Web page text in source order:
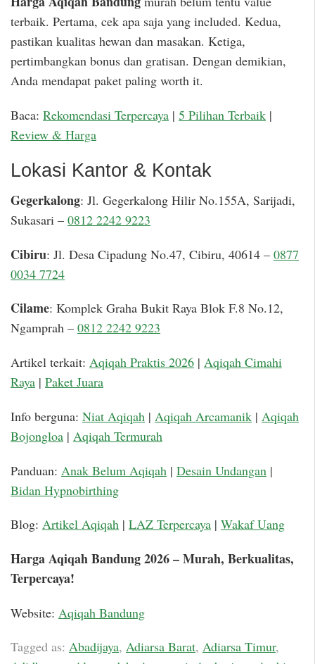
terbaik. Pertama, cek apa saja yang included. Kedua,
pastikan kualitas hewan dan masakan. Ketiga,
pertimbangkan bonus dan gratisan. Dengan demikian,
Anda mendapat paket paling worth it.
Baca: Rekomendasi Terpercaya | 5 Pilihan Terbaik |
Review & Harga
Lokasi Kantor & Kontak
Gegerkalong: Jl. Gegerkalong Hilir No.155A, Sarijadi,
Sukasari – 0812 2242 9223
Cibiru: Jl. Desa Cipadung No.47, Cibiru, 40614 – 0877
0034 7724
Cilame: Komplek Graha Bukit Raya Blok F.8 No.12,
Ngamprah – 0812 2242 9223
Artikel terkait: Aqiqah Praktis 2026 | Aqiqah Cimahi
Raya | Paket Juara
Info berguna: Niat Aqiqah | Aqiqah Arcamanik | Aqiqah
Bojongloa | Aqiqah Termurah
Panduan: Anak Belum Aqiqah | Desain Undangan |
Bidan Hypnobirthing
Blog: Artikel Aqiqah | LAZ Terpercaya | Wakaf Uang
Harga Aqiqah Bandung 2026 – Murah, Berkualitas,
Terpercaya!
Website: Aqiqah Bandung
Tagged as: Abadijaya, Adiarsa Barat, Adiarsa Timur,